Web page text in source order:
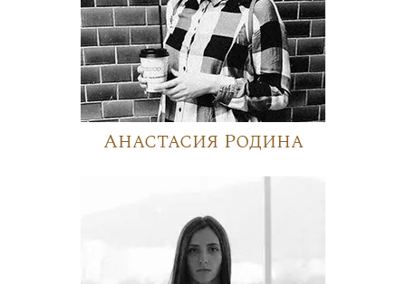
Анастасия Родина